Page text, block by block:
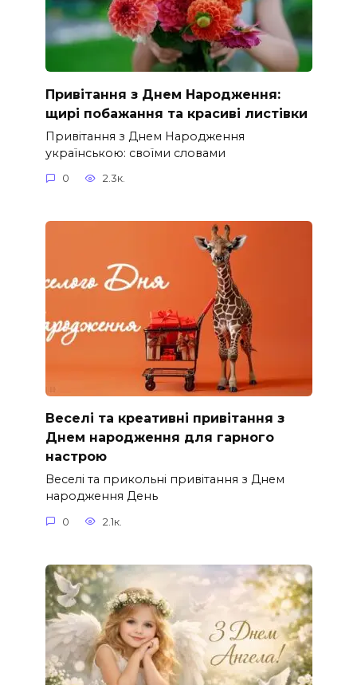
Привітання з Днем Народження:
щирі побажання та красиві листівки
Привітання з Днем Народження
українською: своїми словами
0 2.3к.
Веселі та креативні привітання з
Днем народження для гарного
настрою
Веселі та прикольні привітання з Днем
народження День
0 2.1к.